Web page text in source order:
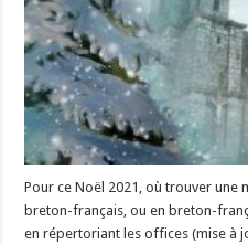
Pour ce Noël 2021, où trouver une
breton-français, ou en breton-
en répertoriant les offices (mise à